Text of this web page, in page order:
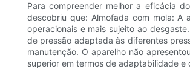
Para compreender melhor a eficácia
descobriu que: Almofada com mola: A
operacionais e mais sujeito ao
de pressão adaptada às diferentes
manutenção. O aparelho não
superior em termos de adaptabilidade